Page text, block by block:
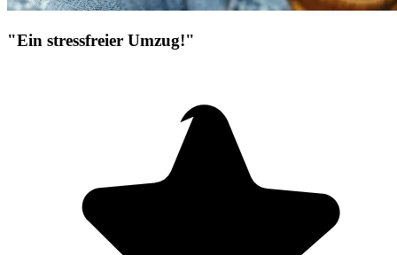
"Ein stressfreier Umzug!"